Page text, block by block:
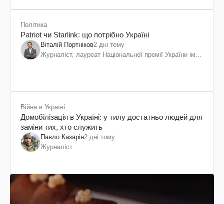
Політика
Patriot чи Starlink: що потрібно Україні
Віталій Портніков2 дні тому
Журналіст, лауреат Національної премії України ім.
Війна в Україні
Домобілізація в Україні: у тилу достатньо людей для
заміни тих, хто служить
Павло Казарін2 дні тому
Журналіст